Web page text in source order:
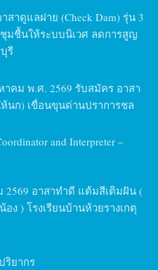
าดูแลฝาย (Check Dam) รุ่น 3
ชื้นให้ระบบนิเวศ ลดการสูญ
รี
คม พ.ศ. 2569 รับสมัคร อาสา
นก) เขื่อนขุนด่านปราการชล
and Interpreter –
2569 อาสาทำดี แต้มสีเติมฝัน (
ง ) โรงเรียนบ้านห้วยรางเกตุ
ริยากร